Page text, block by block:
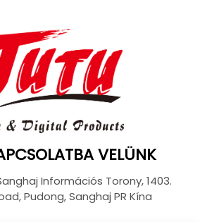
VELÜNK
Információs Torony, 1403.
Pudong, Sanghaj PR Kína